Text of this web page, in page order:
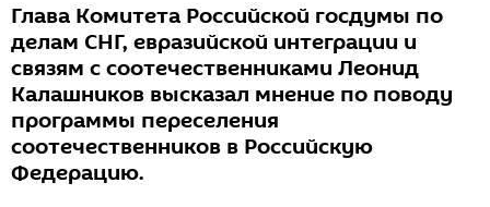
Глава Комитета Российской госдумы по
делам СНГ, евразийской интеграции и
связям с соотечественниками Леонид
Калашников высказал мнение по поводу
программы переселения
соотечественников в Российскую
Федерацию.